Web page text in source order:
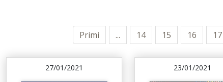
Primi ... 14 15 16 17
27/01/2021 23/01/2021